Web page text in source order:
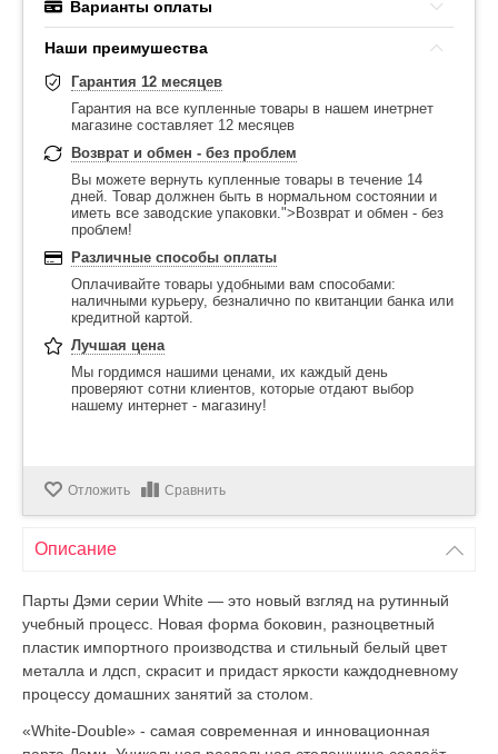
Варианты оплаты
Наши преимушества
Гарантия 12 месяцев
Гарантия на все купленные товары в нашем инетрнет
магазине составляет 12 месяцев
Возврат и обмен - без проблем
Вы можете вернуть купленные товары в течение 14
дней. Товар должнен быть в нормальном состоянии и
иметь все заводские упаковки.">Возврат и обмен - без
проблем!
Различные способы оплаты
Оплачивайте товары удобными вам способами:
наличными курьеру, безналично по квитанции банка или
кредитной картой.
Лучшая цена
Мы гордимся нашими ценами, их каждый день
проверяют сотни клиентов, которые отдают выбор
нашему интернет - магазину!
Отложить Сравнить
Описание
Парты Дэми серии White — это новый взгляд на рутинный
учебный процесс. Новая форма боковин, разноцветный
пластик импортного производства и стильный белый цвет
металла и лдсп, скрасит и придаст яркости каждодневному
процессу домашних занятий за столом.
«White-Double» - самая современная и инновационная